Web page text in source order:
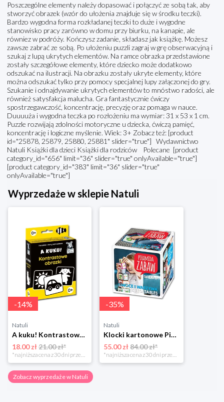
Poszczególne elementy należy dopasować i połączyć ze sobą tak, aby
stworzyć obrazek (wzór do ułożenia znajduje się w środku teczki).
Bardzo wygodna forma rozkładanej teczki to duże i wygodne
stanowisko pracy zarówno w domu przy biurku, na kanapie, ale
równiez w podróży. Kończysz zadanie, składasz jak książkę. Możesz
zawsze zabrać ze sobą. Po ułożeniu puzzli zagraj w grę obserwacyjną i
szukaj z lupą ukrytych elementów. Na ramce obrazka przedstawione
zostały szczegółowe elementy, które dziecko może dodatkowo
odszukać na ilustracji. Na obrazku zostały ukryte elementy, które
można odszukać tylko przy pomocy specjalnej lupy załączonej do gry.
Szukanie i odnajdywanie ukrytych elementów to mnóstwo radości, ale
również satysfakcja malucha. Gra fantastycznie ćwiczy
spostrzegawczość, koncentrację, precyzję oraz pomaga w nauce.
Duuuuża i wygodna teczka po rozłożeniu ma wymiar: 31 x 53 x 1 cm.
Puzzle rozwijają zdolności motoryczne u dziecka, ćwiczą pamięć,
koncentrację i logiczne myślenie. Wiek: 3+ Zobacz też: [product
id="25878, 25879, 25880, 25881" slider="true"] Wydawnictwo
Natuli Książki dla dzieci Książki dla rodziców Polecane [product
category_id="656" limit="36" slider="true" onlyAvailable="true"]
[product category_id="383" limit="36" slider="true"
onlyAvailable="true"]
Wyprzedaże w sklepie Natuli
-14%
Natuli
A kuku! Kontrastowe obrazki. Karty kontrastowe + poradnik 0+ Edgard
18.00 zł21.00 zł*
*najniższa cena z 30 dni przed obniżką
-35%
Natuli
Klocki kartonowe Piramida Zabaw. Owoce i Warzywa Piramida zabaw
55.00 zł 84.00 zł*
*najniższa cena z 30 dni przed obniżką
Zobacz wyprzedaże w Natuli